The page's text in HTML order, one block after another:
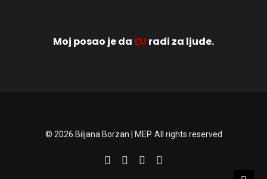
Moj posao je da EU radi za ljude.
© 2026 Biljana Borzan | MEP. All rights reserved